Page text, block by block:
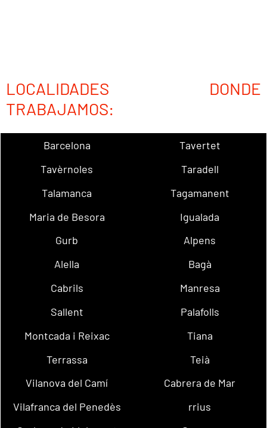
LOCALIDADES DONDE
TRABAJAMOS:
Barcelona
Tavertet
Tavèrnoles
Taradell
Talamanca
Tagamanent
Maria de Besora
Igualada
Gurb
Alpens
Alella
Bagà
Cabrils
Manresa
Sallent
Palafolls
Montcada i Reixac
Tiana
Terrassa
Teià
Vilanova del Camí
Cabrera de Mar
Vilafranca del Penedès
rrius